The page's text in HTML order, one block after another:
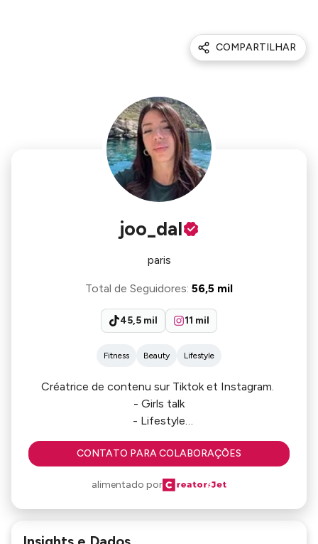
COMPARTILHAR
joo_dal
paris
Total de Seguidores: 56,5 mil
45,5 mil 11 mil
Fitness Beauty Lifestyle
Créatrice de contenu sur Tiktok et Instagram.
- Girls talk
- Lifestyle
- Développement personnel
CONTATO PARA COLABORAÇÕES
alimentado por